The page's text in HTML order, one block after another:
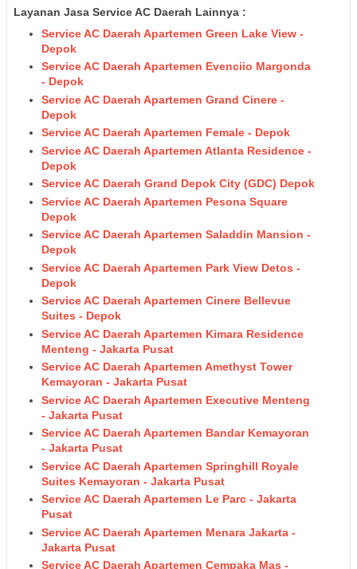
Layanan Jasa Service AC Daerah Lainnya :
Service AC Daerah Apartemen Green Lake View -
Depok
Service AC Daerah Apartemen Evenciio Margonda
- Depok
Service AC Daerah Apartemen Grand Cinere -
Depok
Service AC Daerah Apartemen Female - Depok
Service AC Daerah Apartemen Atlanta Residence -
Depok
Service AC Daerah Grand Depok City (GDC) Depok
Service AC Daerah Apartemen Pesona Square
Depok
Service AC Daerah Apartemen Saladdin Mansion -
Depok
Service AC Daerah Apartemen Park View Detos -
Depok
Service AC Daerah Apartemen Cinere Bellevue
Suites - Depok
Service AC Daerah Apartemen Kimara Residence
Menteng - Jakarta Pusat
Service AC Daerah Apartemen Amethyst Tower
Kemayoran - Jakarta Pusat
Service AC Daerah Apartemen Executive Menteng
- Jakarta Pusat
Service AC Daerah Apartemen Bandar Kemayoran
- Jakarta Pusat
Service AC Daerah Apartemen Springhill Royale
Suites Kemayoran - Jakarta Pusat
Service AC Daerah Apartemen Le Parc - Jakarta
Pusat
Service AC Daerah Apartemen Menara Jakarta -
Jakarta Pusat
Service AC Daerah Apartemen Cempaka Mas -